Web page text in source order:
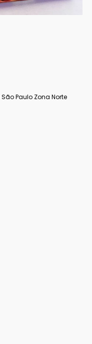
São Paulo Zona Norte